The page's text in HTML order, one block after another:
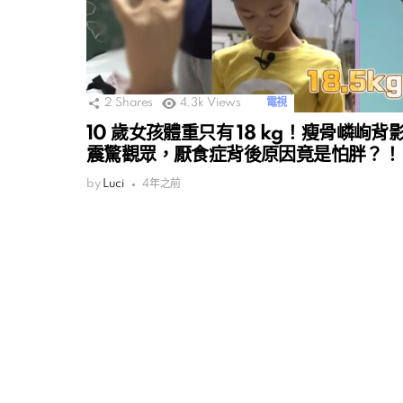
2 Shares 4.3k Views 電視
10 歲女孩體重只有 18 kg！瘦骨嶙峋背
震驚觀眾，厭食症背後原因竟是怕胖？！
by Luci 4年之前